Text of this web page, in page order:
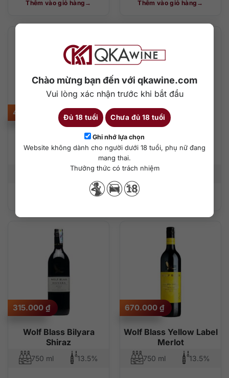
Chào mừng bạn đến với qkawine.com
Vui lòng xác nhận trước khi bắt đầu
Đủ 18 tuổi Chưa đủ 18 tuổi
Ghi nhớ lựa chọn
Website không dành cho người dưới 18 tuổi, phụ nữ đang
mang thai.
Thưởng thức có trách nhiệm
Thêm vào giỏ hàng Thêm vào giỏ hàng
Chateau Du Pin
410.000
15%
Chevalier Alexis
Lichine Cabernet
350.000 ₫
750 ml
Wolf Blass Bilyara
Shiraz
315.000 ₫
750 ml 13.5%
Wolf Blass Yellow Label
Merlot
670.000 ₫
750 ml 13.5%